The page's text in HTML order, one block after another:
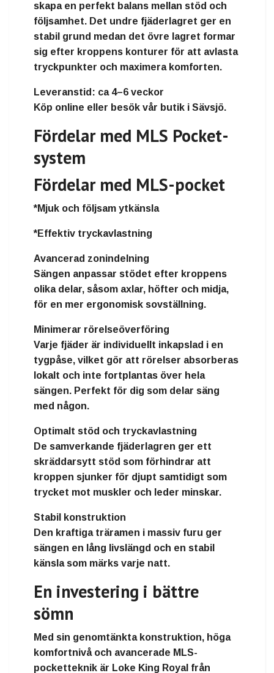
skapa en perfekt balans mellan stöd och
följsamhet. Det undre fjäderlagret ger en
stabil grund medan det övre lagret formar
sig efter kroppens konturer för att avlasta
tryckpunkter och maximera komforten.
Leveranstid: ca 4–6 veckor
Köp online eller besök vår butik i Sävsjö.
Fördelar med MLS Pocket-
system
Fördelar med MLS-pocket
*Mjuk och följsam ytkänsla
*Effektiv tryckavlastning
Avancerad zonindelning
Sängen anpassar stödet efter kroppens
olika delar, såsom axlar, höfter och midja,
för en mer ergonomisk sovställning.
Minimerar rörelseöverföring
Varje fjäder är individuellt inkapslad i en
tygpåse, vilket gör att rörelser absorberas
lokalt och inte fortplantas över hela
sängen. Perfekt för dig som delar säng
med någon.
Optimalt stöd och tryckavlastning
De samverkande fjäderlagren ger ett
skräddarsytt stöd som förhindrar att
kroppen sjunker för djupt samtidigt som
trycket mot muskler och leder minskar.
Stabil konstruktion
Den kraftiga träramen i massiv furu ger
sängen en lång livslängd och en stabil
känsla som märks varje natt.
En investering i bättre
sömn
Med sin genomtänkta konstruktion, höga
komfortnivå och avancerade MLS-
pocketteknik är Loke King Royal från